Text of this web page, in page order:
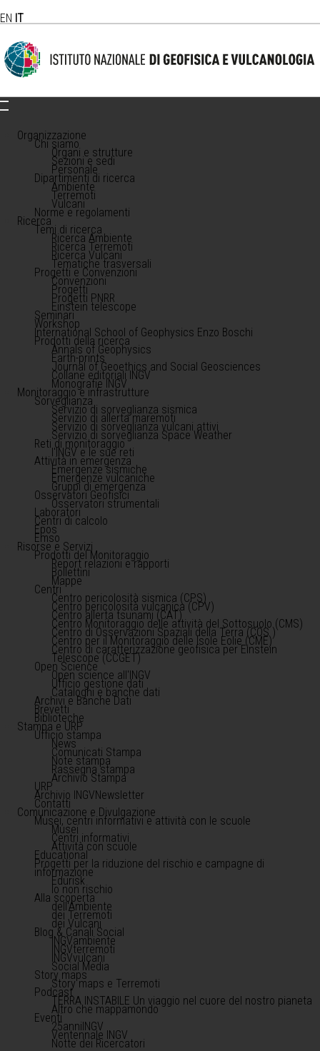
EN IT
Organizzazione
Chi siamo
Organi e strutture
Sezioni e sedi
Personale
Dipartimenti di ricerca
Ambiente
Terremoti
Vulcani
Norme e regolamenti
Ricerca
Temi di ricerca
Ricerca Ambiente
Ricerca Terremoti
Ricerca Vulcani
Tematiche trasversali
Progetti e Convenzioni
Convenzioni
Progetti
Progetti PNRR
Einstein telescope
Seminari
Workshop
International School of Geophysics Enzo Boschi
Prodotti della ricerca
Annals of Geophysics
Earth-prints
Journal of Geoethics and Social Geosciences
Collane editoriali INGV
Monografie INGV
Monitoraggio e infrastrutture
Sorveglianza
Servizio di sorveglianza sismica
Servizio di allerta maremoti
Servizio di sorveglianza vulcani attivi
Servizio di sorveglianza Space Weather
Reti di monitoraggio
l'INGV e le sue reti
Attività in emergenza
Emergenze sismiche
Emergenze vulcaniche
Gruppi di emergenza
Osservatori Geofisici
Osservatori strumentali
Laboratori
Centri di calcolo
Epos
Emso
Risorse e Servizi
Prodotti del Monitoraggio
Report relazioni e rapporti
Bollettini
Mappe
Centri
Centro pericolosità sismica (CPS)
Centro pericolosità vulcanica (CPV)
Centro allerta tsunami (CAT)
Centro Monitoraggio delle attività del Sottosuolo (CMS)
Centro di Osservazioni Spaziali della Terra (COS )
Centro per il Monitoraggio delle Isole Eolie (CME)
Centro di caratterizzazione geofisica per Einstein
Telescope (CCGET)
Open Science
Open science all'INGV
Ufficio gestione dati
Cataloghi e banche dati
Archivi e Banche Dati
Brevetti
Biblioteche
Stampa e URP
Ufficio stampa
News
Comunicati Stampa
Note stampa
Rassegna stampa
Archivio Stampa
URP
Archivio INGVNewsletter
Contatti
Comunicazione e Divulgazione
Musei, centri informativi e attività con le scuole
Musei
Centri informativi
Attività con scuole
Educational
Progetti per la riduzione del rischio e campagne di
informazione
Edurisk
Io non rischio
Alla scoperta
dell'Ambiente
dei Terremoti
dei Vulcani
Blog & Canali Social
INGVambiente
INGVterremoti
INGVvulcani
Social Media
Story maps
Story maps e Terremoti
Podcast
TERRA INSTABILE Un viaggio nel cuore del nostro pianeta
Altro che mappamondo
Eventi
25anniINGV
Ventennale INGV
Notte dei Ricercatori